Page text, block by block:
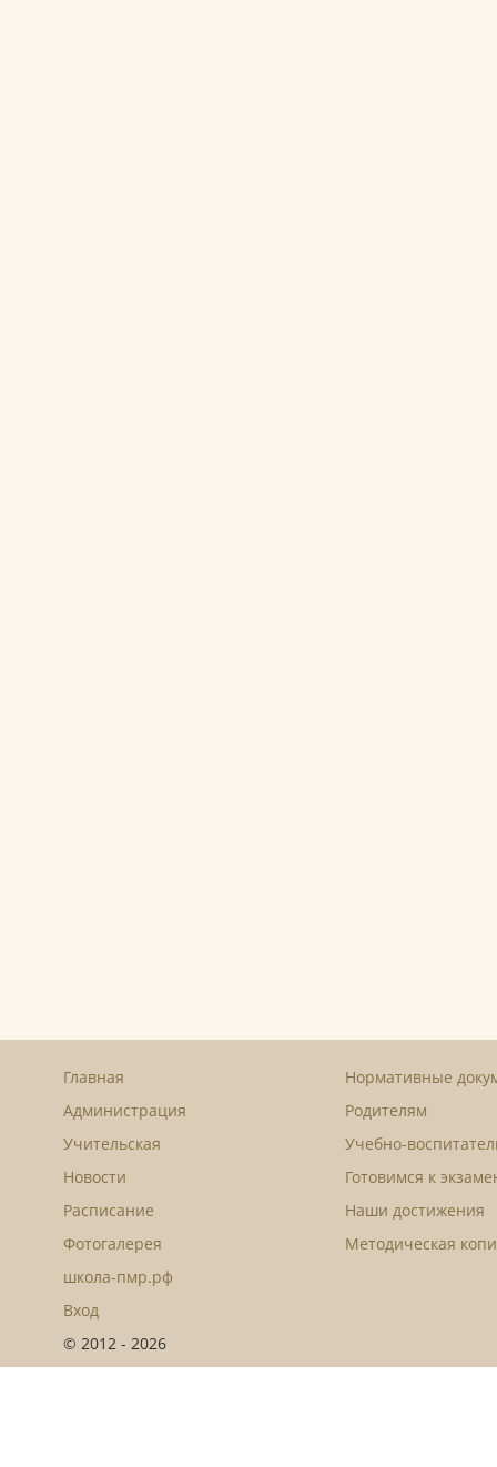
Главная
Администрация
Учительская
Новости
Расписание
Фотогалерея
школа-пмр.рф
Вход
Нормативные
Родителям
Учебно-
Готовимся к
Наши достижения
Методическая
© 2012 - 2026